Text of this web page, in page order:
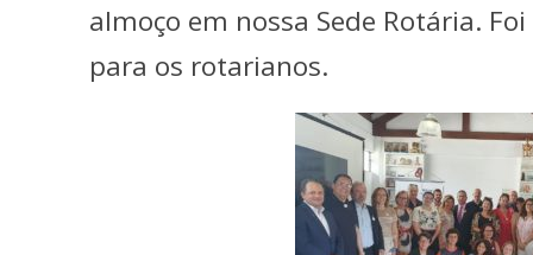
almoço em nossa Sede Rotária.
para os rotarianos.